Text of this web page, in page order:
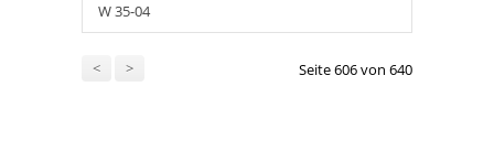
W 35-04
< > Seite 606 von 640